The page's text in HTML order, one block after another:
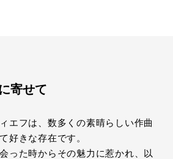
寄せて
エフは、数多くの素晴らしい作曲
好きな存在です。
った時からその魅力に惹かれ、以